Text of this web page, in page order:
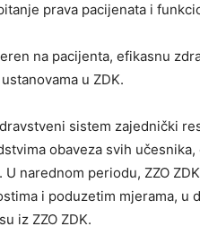
prava pacijenata i
na pacijenta, efikasnu
u ZDK.
sistem zajednički
obaveza svih
narednom periodu, ZZO
i poduzetim mjerama, u
iz ZZO ZDK.